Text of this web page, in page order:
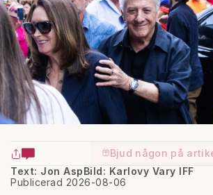
Bjud någon på
Text: Jon Asp
Publicerad 2026-08-06
Bild: Karlovy Vary IFF